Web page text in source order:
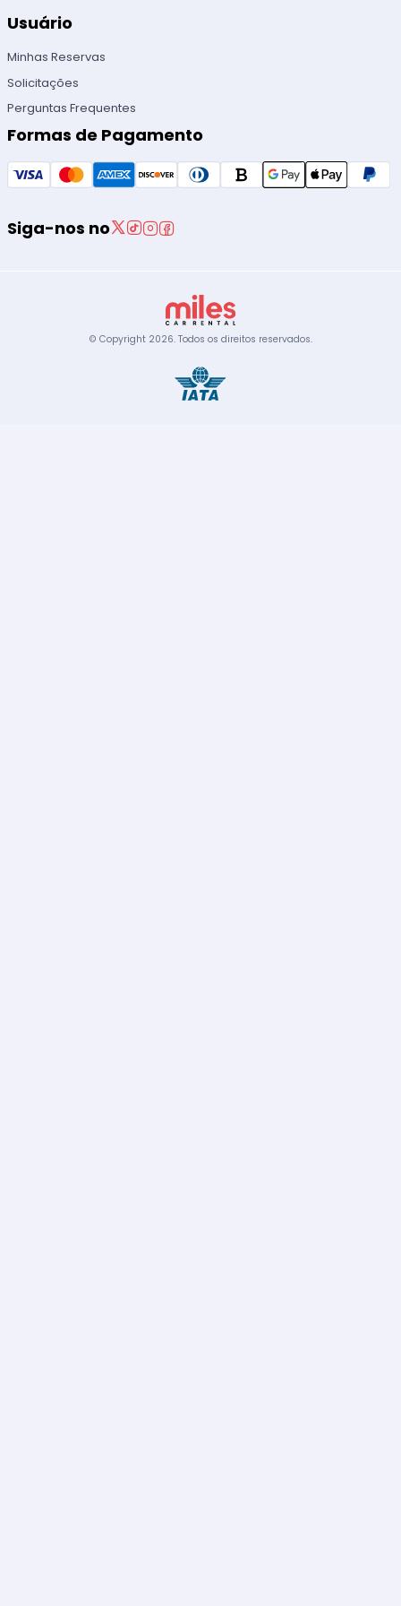
Usuário
Minhas Reservas
Solicitações
Perguntas Frequentes
Formas de Pagamento
Siga-nos no
© Copyright 2026. Todos os direitos reservados.